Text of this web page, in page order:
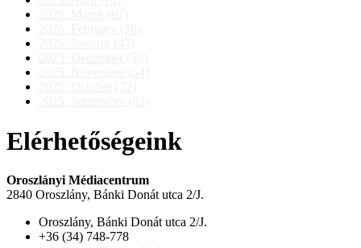
Elérhetőségeink
Oroszlányi Médiacentrum
2840 Oroszlány, Bánki Donát utca 2/J.
Oroszlány, Bánki Donát utca 2/J.
+36 (34) 748-778